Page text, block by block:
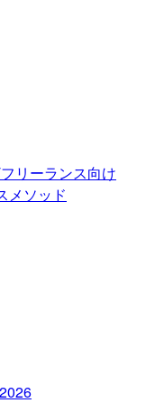
リーランス向け
メソッド